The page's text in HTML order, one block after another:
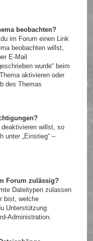
beobachten?
im Forum einen Link
beobachten willst,
E-Mail
wurde“ beim
aktivieren oder
des Themas
deaktivieren willst, so
unter „Einstieg“ –
Forum zulässig?
Dateitypen zulassen
bist, welche
Unterstützung
Administration.